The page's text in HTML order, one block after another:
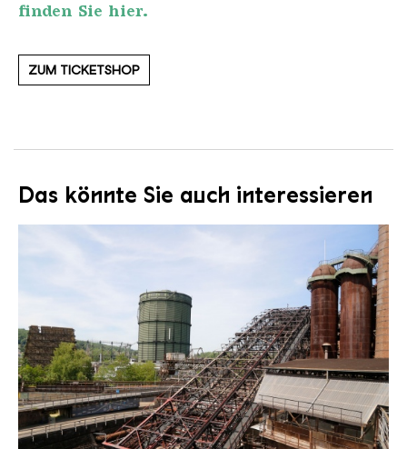
finden Sie hier.
ZUM TICKETSHOP
Das könnte Sie auch interessieren